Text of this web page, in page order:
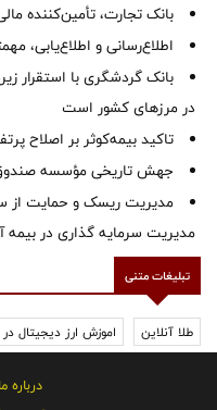
بانک تجارت، تأمین‌کننده مالی پروژه
اطلاع‌رسانی و اطلاع‌یابی،
بانک گردشگری با استقرار
در مرزهای کشور است
تاکید بیمه‌کوثر بر اصلاح
جهش تاریخی مؤسسه صندوق
مدیریت ریسک و حمایت از
مدیریت سرمایه گذاری در بیمه
تبلیغات متنی
طلا آنلاین اموزش ارز دیجیتال
درباره ما